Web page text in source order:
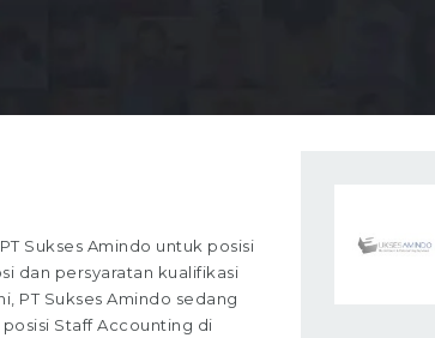
Sukses Amindo untuk posisi
dan persyaratan kualifikasi
PT Sukses Amindo sedang
Staff Accounting di